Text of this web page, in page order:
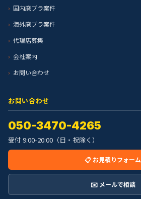
国内廃プラ案件
海外廃プラ案件
代理店募集
会社案内
お問い合わせ
お問い合わせ
050-3470-4265
受付 9:00-20:00（日・祝除く）
📋 お見積りフォーム
✉️ メールで相談